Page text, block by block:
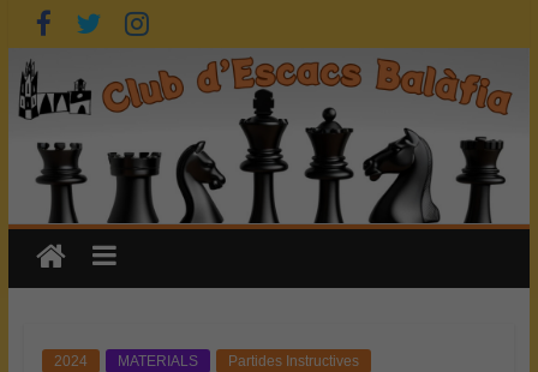
Skip
to
content
2024 MATERIALS Partides Instructives